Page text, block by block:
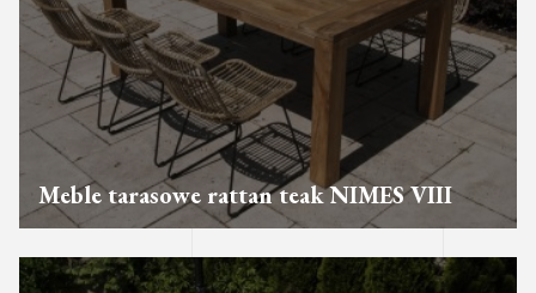
Meble tarasowe rattan teak NIMES VIII